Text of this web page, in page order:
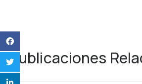
Publicaciones